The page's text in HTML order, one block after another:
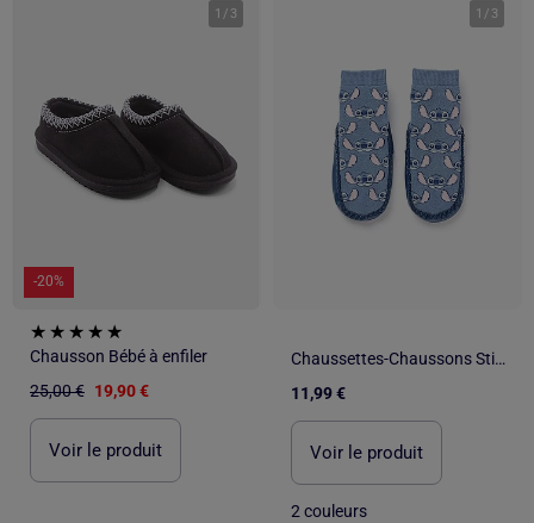
1 / 3
-20%
Chausson Bébé à enfiler
25,00 € 19,90 €
Voir le produit
1 / 3
Chaussettes-Chaussons Stitch
11,99 €
Voir le produit
2 couleurs